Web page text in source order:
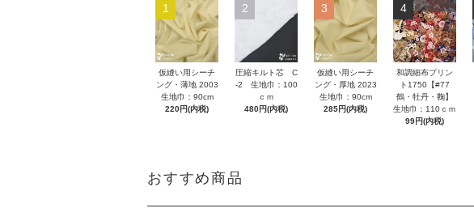
1
仮縫い用シーチ
ング・薄地 2003
生地巾：90cm
220円(内税)
2
圧縮キルト芯 C
-2 生地巾：100
ｃｍ
480円(内税)
3
仮縫い用シーチ
ング・厚地 2023
生地巾：90cm
285円(内税)
4
和調細布プリン
ト1750【#77
鶴・牡丹・鞠】
生地巾：110ｃｍ
99円(内税)
おすすめ商品